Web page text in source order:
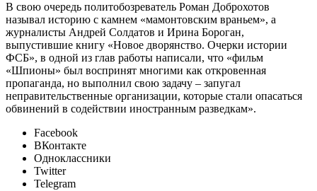
В свою очередь политобозреватель Роман Доброхотов
называл историю с камнем «мамонтовским враньем», а
журналисты Андрей Солдатов и Ирина Бороган,
выпустившие книгу «Новое дворянство. Очерки истории
ФСБ», в одной из глав работы написали, что «фильм
«Шпионы» был воспринят многими как откровенная
пропаганда, но выполнил свою задачу – запугал
неправительственные организации, которые стали опасаться
обвинений в содействии иностранным разведкам».
Facebook
ВКонтакте
Одноклассники
Twitter
Telegram